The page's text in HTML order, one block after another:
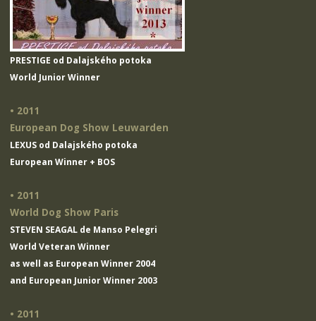
PRESTIGE od Dalajského potoka
World Junior Winner
• 2011
European Dog Show Leuwarden
LEXUS od Dalajského potoka
European Winner + BOS
• 2011
World Dog Show Paris
STEVEN SEAGAL de Manso Pelegri
World Veteran Winner
as well as European Winner 2004
and European Junior Winner 2003
• 2011